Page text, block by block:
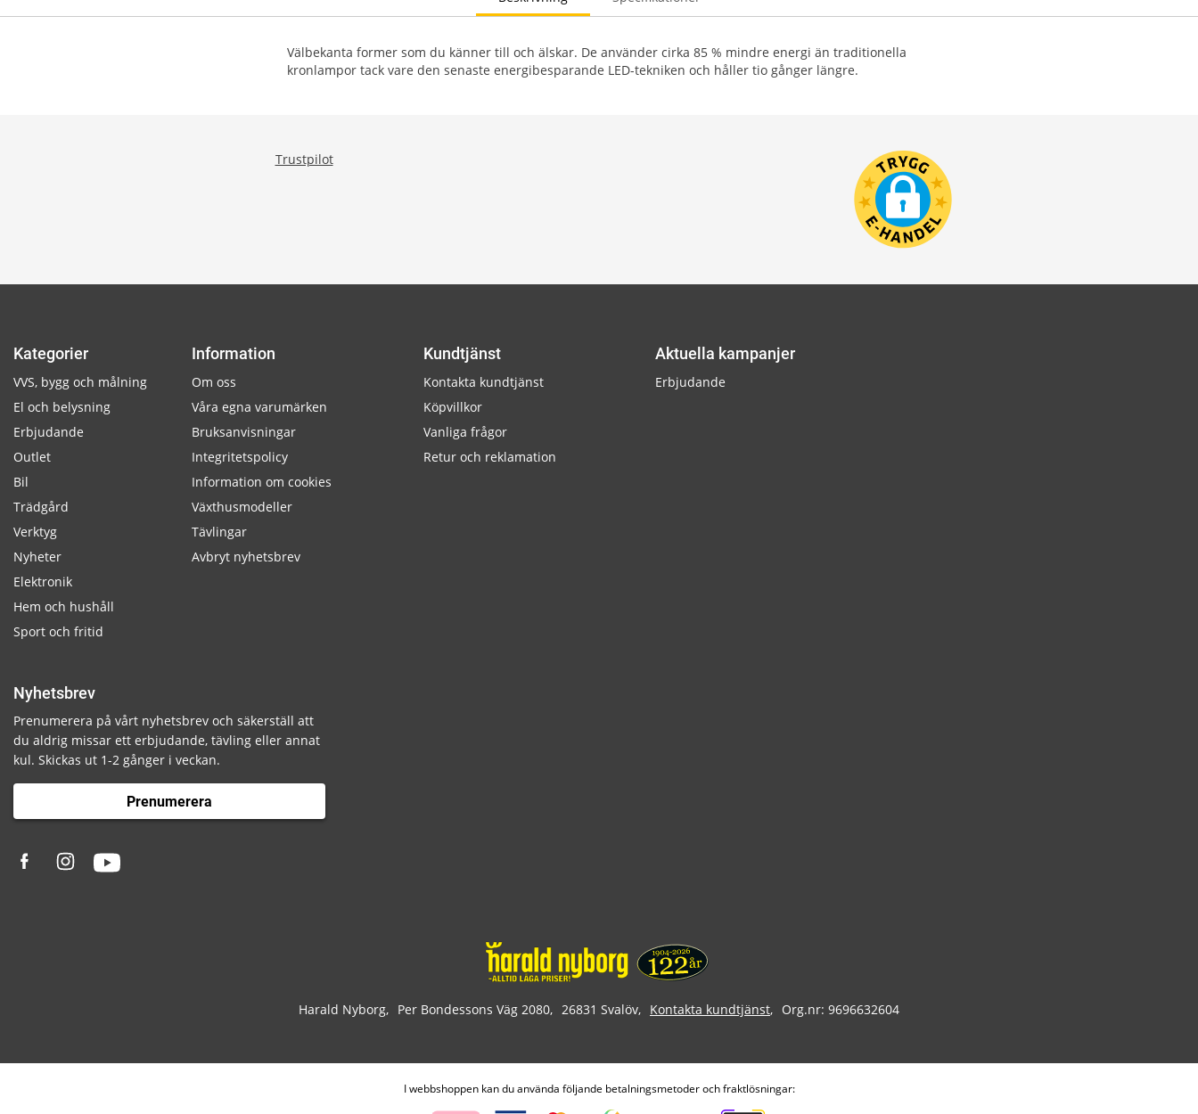
Välbekanta former som du känner till och älskar. De använder cirka 85 % mindre energi än traditionella
kronlampor tack vare den senaste energibesparande LED-tekniken och håller tio gånger längre.
Trustpilot
Kategorier
VVS, bygg och målning
El och belysning
Erbjudande
Outlet
Bil
Trädgård
Verktyg
Nyheter
Elektronik
Hem och hushåll
Sport och fritid
Information
Om oss
Våra egna varumärken
Bruksanvisningar
Integritetspolicy
Information om cookies
Växthusmodeller
Tävlingar
Avbryt nyhetsbrev
Kundtjänst
Kontakta kundtjänst
Köpvillkor
Vanliga frågor
Retur och reklamation
Aktuella kampanjer
Erbjudande
Nyhetsbrev
Prenumerera på vårt nyhetsbrev och säkerställ att
du aldrig missar ett erbjudande, tävling eller annat
kul. Skickas ut 1-2 gånger i veckan.
Prenumerera
Harald Nyborg Per Bondessons Väg 2080 26831 Svalöv Kontakta kundtjänst Org.nr: 9696632604
I webbshoppen kan du använda följande betalningsmetoder och fraktlösningar: